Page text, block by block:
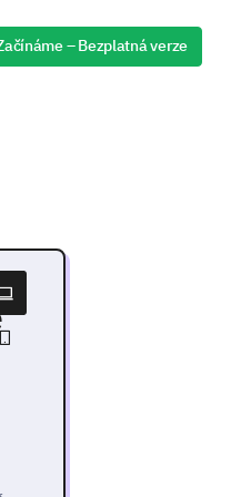
– Bezplatná verze